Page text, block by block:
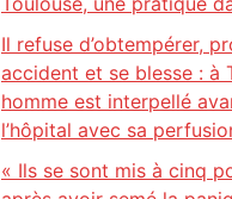
Il refuse d’obtempérer,
accident et se blesse : à
homme est interpellé
l’hôpital avec sa
« Ils se sont mis à cinq